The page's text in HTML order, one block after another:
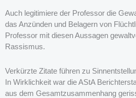
Auch legitimiere der Professor die
das Anzünden und Belagern von
Professor mit diesen Aussagen
Rassismus.
Verkürzte Zitate führen zu
In Wirklichkeit war die AStA
aus dem Gesamtzusammenhang